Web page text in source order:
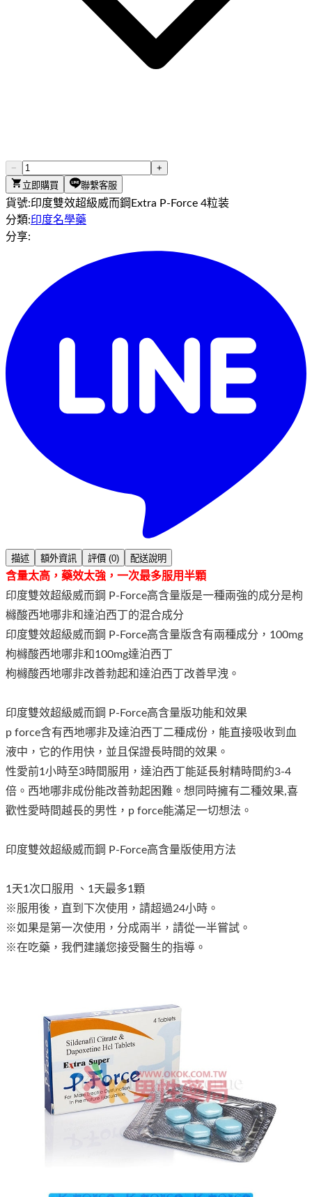
−
+
立即購買
聯繫客服
貨號:印度雙效超級威而鋼Extra P-Force 4粒装
分類:印度名學藥
分享:
描述 額外資訊 評價 (0) 配送說明
含量太高，藥效太強，一次最多服用半顆
印度雙效超級威而鋼 P-Force高含量版是一種兩強的成分是枸
櫞酸西地哪非和達泊西丁的混合成分
印度雙效超級威而鋼 P-Force高含量版含有兩種成分，100mg
枸櫞酸西地哪非和100mg達泊西丁
枸櫞酸西地哪非改善勃起和達泊西丁改善早洩。
印度雙效超級威而鋼 P-Force高含量版功能和效果
p force含有西地哪非及達泊西丁二種成份，能直接吸收到血
液中，它的作用快，並且保證長時間的效果。
性愛前1小時至3時間服用，達泊西丁能延長射精時間約3-4
倍。西地哪非成份能改善勃起困難。想同時擁有二種效果,喜
歡性愛時間越長的男性，p force能滿足一切想法。
印度雙效超級威而鋼 P-Force高含量版使用方法
1天1次口服用 、1天最多1顆
※服用後，直到下次使用，請超過24小時。
※如果是第一次使用，分成兩半，請從一半嘗試。
※在吃藥，我們建議您接受醫生的指導。